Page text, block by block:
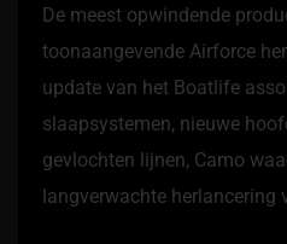
De meest opwindende
toonaangevende Airforce
update van het Boatlife
slaapsystemen, nieuwe
gevlochten lijnen, Camo
langverwachte herlancering